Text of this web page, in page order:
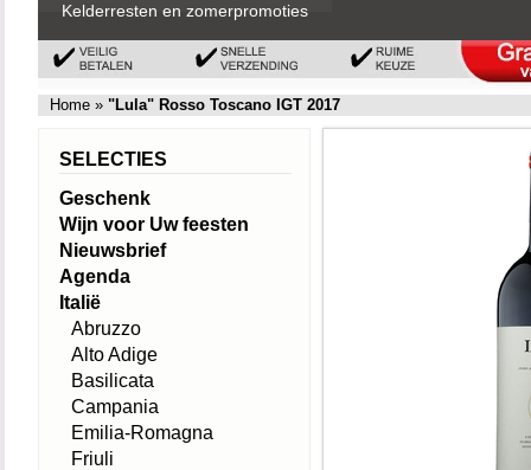
Kelderresten en zomerpromoties
Home » "Lula" Rosso Toscano IGT 2017
SELECTIES
Geschenk
Wijn voor Uw feesten
Nieuwsbrief
Agenda
Italië
Abruzzo
Alto Adige
Basilicata
Campania
Emilia-Romagna
Friuli